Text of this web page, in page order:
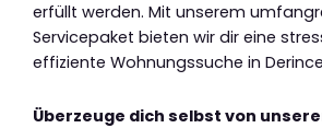
erfüllt werden. Mit unserem
Servicepaket bieten wir dir eine
effiziente Wohnungssuche in
Überzeuge dich selbst von